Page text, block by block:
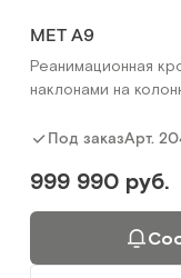
MET A9
Реанимационная
наклонами на
Под заказАрт.
999 990 руб.